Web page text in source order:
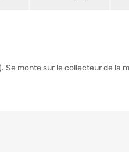
monte sur le collecteur de la